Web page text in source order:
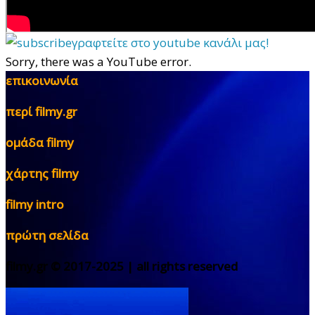
γραφτείτε στο youtube κανάλι μας!
Sorry, there was a YouTube error.
επικοινωνία
περί filmy.gr
ομάδα filmy
χάρτης filmy
filmy intro
πρώτη σελίδα
filmy.gr © 2017-2025 | all rights reserved